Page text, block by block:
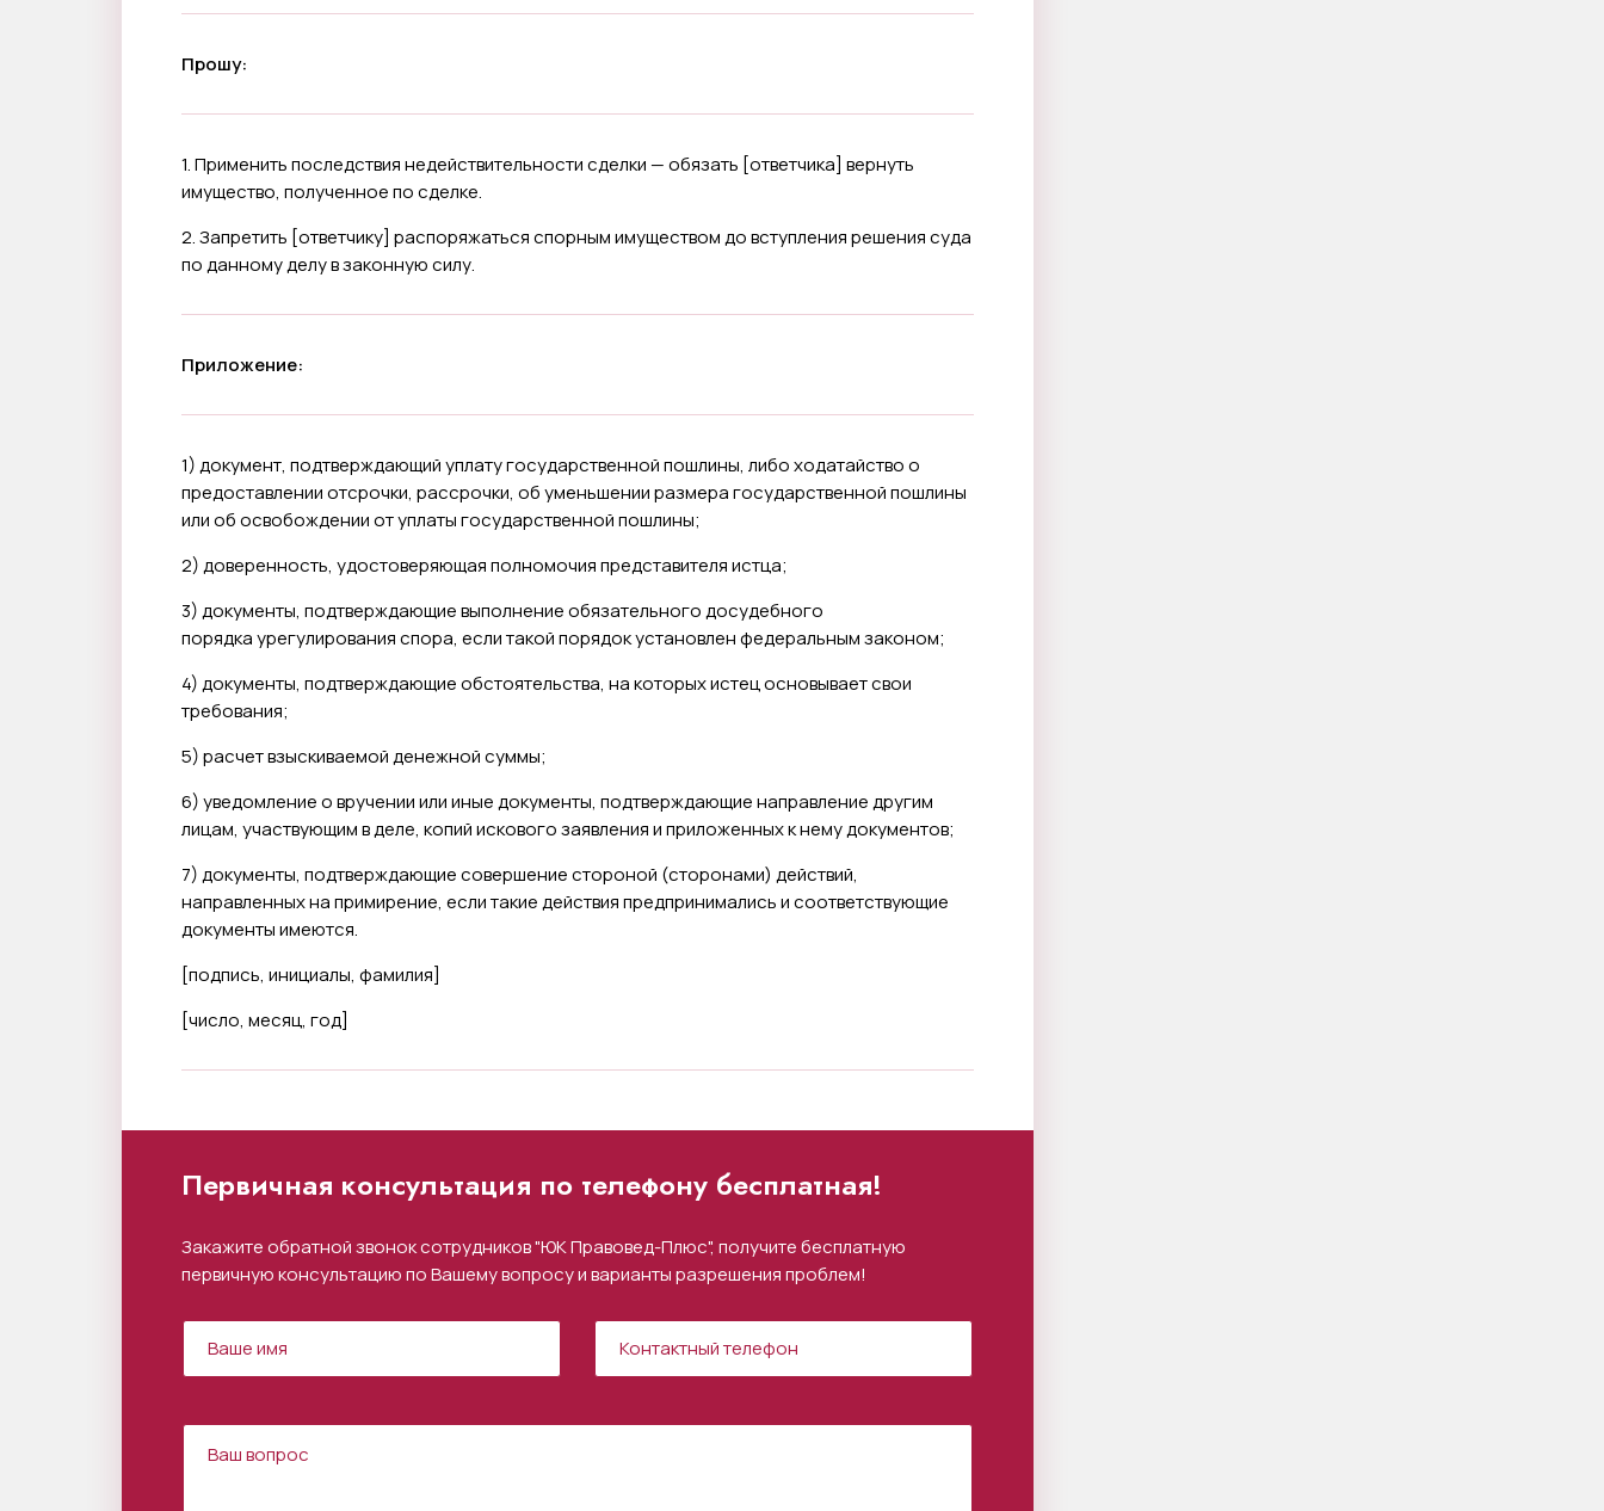
Прошу:
1. Применить последствия недействительности сделки — обязать [ответчика] вернуть
имущество, полученное по сделке.
2. Запретить [ответчику] распоряжаться спорным имуществом до вступления решения суда
по данному делу в законную силу.
Приложение:
1) документ, подтверждающий уплату государственной пошлины, либо ходатайство о
предоставлении отсрочки, рассрочки, об уменьшении размера государственной пошлины
или об освобождении от уплаты государственной пошлины;
2) доверенность, удостоверяющая полномочия представителя истца;
3) документы, подтверждающие выполнение обязательного досудебного
порядка урегулирования спора, если такой порядок установлен федеральным законом;
4) документы, подтверждающие обстоятельства, на которых истец основывает свои
требования;
5) расчет взыскиваемой денежной суммы;
6) уведомление о вручении или иные документы, подтверждающие направление другим
лицам, участвующим в деле, копий искового заявления и приложенных к нему документов;
7) документы, подтверждающие совершение стороной (сторонами) действий,
направленных на примирение, если такие действия предпринимались и соответствующие
документы имеются.
[подпись, инициалы, фамилия]
[число, месяц, год]
Первичная консультация по телефону бесплатная!
Закажите обратной звонок сотрудников "ЮК Правовед-Плюс", получите бесплатную
первичную консультацию по Вашему вопросу и варианты разрешения проблем!